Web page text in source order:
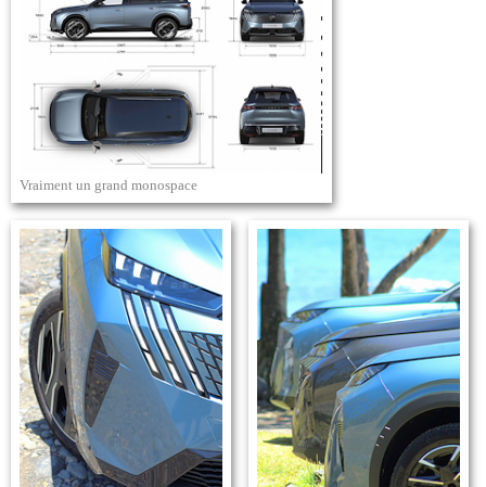
Vraiment un grand monospace